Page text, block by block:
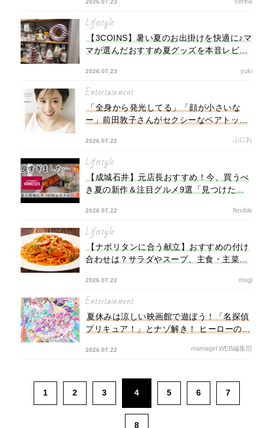
2026.07.23
Lifestyle
【3COINS】暑い夏のお出掛けを快適に♪マ
マが選んだおすすめ夏グッズを本音レビュ
2026.07.23 yuki
Entertainment
「全身から発光してる」「顔が小さいな
ー」前田敦子さんがセクシーなベアトップ
2026.07.22 ぶにお
Lifestyle
【成城石井】元店長おすすめ！今、買うべ
き夏の新作＆注目グルメ9選「見つけたら
2026.07.22 flexible
Lifestyle
【ナポリタンに合う献立】おすすめの付け
合わせは？サラダやスープ、主食・主菜・
2026.07.22 mogi
Entertainment
夏休みは涼しい映画館で遊ぼう！「名探偵
プリキュア！」とナゾ解き！ ヒーローの熱
画4選】
2026.07.22 mamagirl WEB編集部
1 2 3 4 5 6 7
8